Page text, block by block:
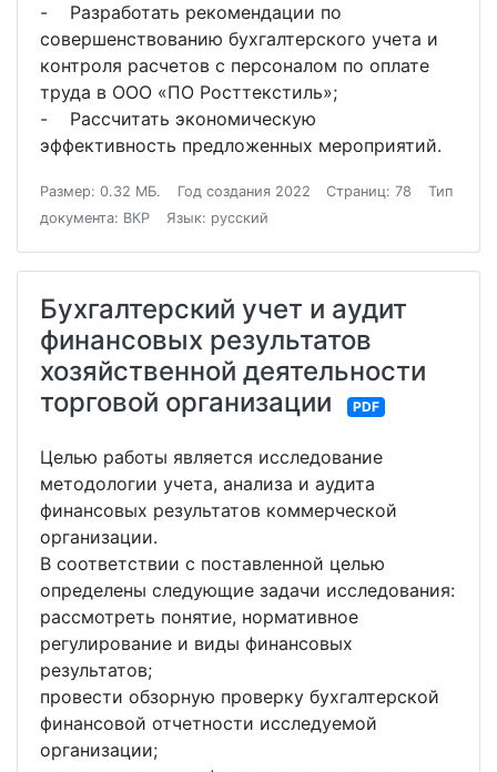
- Разработать рекомендации по
совершенствованию бухгалтерского учета и
контроля расчетов с персоналом по оплате
труда в ООО «ПО Росттекстиль»;
- Рассчитать экономическую
эффективность предложенных мероприятий.
Размер: 0.32 МБ. Год создания 2022 Страниц: 78
Тип
документа: ВКР
Язык: русский
Бухгалтерский учет и аудит
финансовых результатов
хозяйственной деятельности
торговой организации
PDF
Целью работы является исследование
методологии учета, анализа и аудита
финансовых результатов коммерческой
организации.
В соответствии с поставленной целью
определены следующие задачи исследования:
рассмотреть понятие, нормативное
регулирование и виды финансовых
результатов;
провести обзорную проверку бухгалтерской
финансовой отчетности исследуемой
организации;